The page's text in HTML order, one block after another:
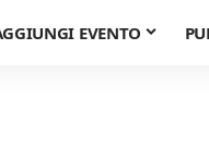
EVENTO